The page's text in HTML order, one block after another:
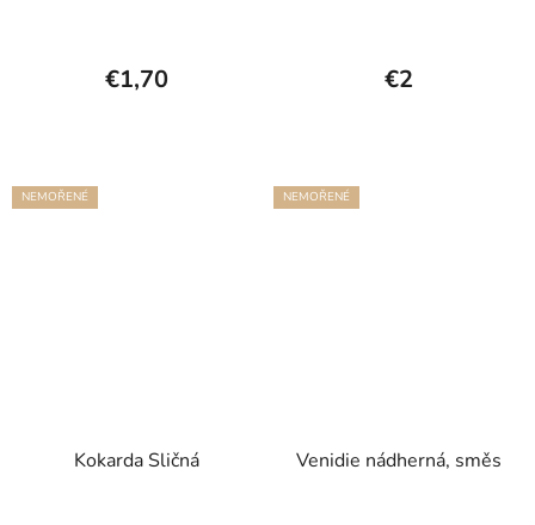
€1,70 €2
NEMOŘENÉ
Kokarda Sličná
NEMOŘENÉ
Venidie nádherná, směs